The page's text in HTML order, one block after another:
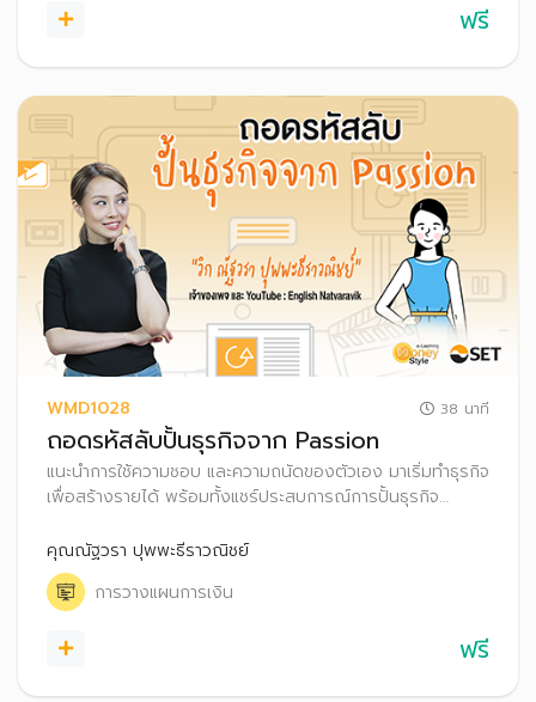
ฟรี
WMD1028 38 นาที
ถอดรหัสลับปั้นธุรกิจจาก Passion
แนะนำการใช้ความชอบ และความถนัดของตัวเอง มาเริ่มทำธุรกิจ
เพื่อสร้างรายได้ พร้อมทั้งแชร์ประสบการณ์การปั้นธุรกิจ
เงินส่วนตัวและบริษัท
คุณณัฐวรา ปุพพะธีราวณิชย์
การวางแผนการเงิน
ฟรี